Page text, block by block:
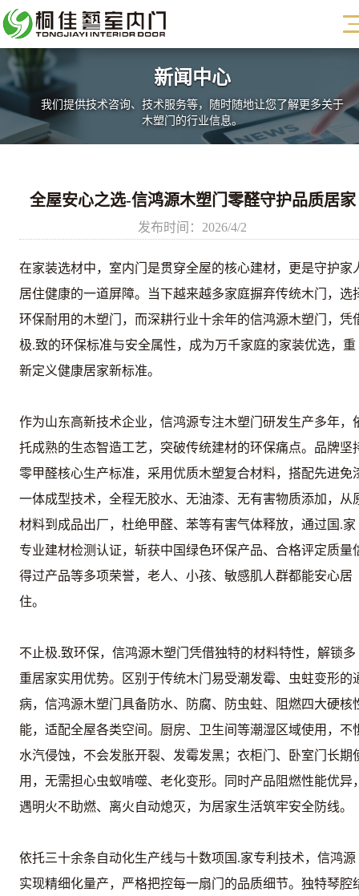
新闻中心
我们提供技术咨询、技术服务等，随时随地让您了解更多关于
木塑门的行业信息。
我们提供技术咨询、技术服务等，随时随地让您了解更多关于
全屋安心之选-信鸿源木塑门零醛守护品质居家
发布时间：2026/4/2
在家装选材中，室内门是贯穿全屋的核心建材，更是守护家
居住健康的一道屏障。当下越来越多家庭摒弃传统木门，选
环保耐用的木塑门，而深耕行业十余年的信鸿源木塑门
，凭
极.致的环保标准与安全属性，成为万千家庭的家装优选，重
新定义健康居家新标准。
作为山东高新技术企业，信鸿源专注木塑门研发生产多年，
托成熟的生态智造工艺，突破传统建材的环保痛点。品牌坚
零甲醛核心生产标准，采用优质木塑复合材料，搭配先进免
一体成型技术，全程无胶水、无油漆、无有害物质添加，从
材料到成品出厂，杜绝甲醛、苯等有害气体释放，通过国.家
专业建材检测认证，斩获中国绿色环保产品、合格评定质量
得过产品等多项荣誉，老人、小孩、敏感肌人群都能安心居
住。
不止极.致环保，信鸿源木塑门凭借独特的材料特性，解锁多
重居家实用优势。区别于传统木门易受潮发霉、虫蛀变形的
病，信鸿源木塑门具备防水、防腐、防虫蛀、阻燃四大硬核
能，适配全屋各类空间。厨房、卫生间等潮湿区域使用，不
水汽侵蚀，不会发胀开裂、发霉发黑；衣柜门、卧室门长期
用，无需担心虫蚁啃噬、老化变形。同时产品阻燃性能优异
遇明火不助燃、离火自动熄灭，为居家生活筑牢安全防线。
依托三十余条自动化生产线与十数项国.家专利技术，信鸿源
实现精细化量产，严格把控每一扇门的品质细节。独特琴腔